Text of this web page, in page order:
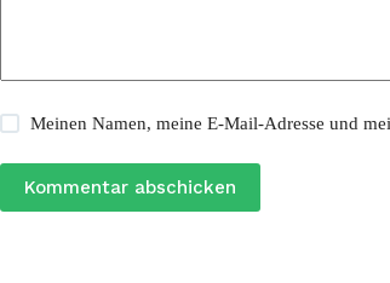
Meinen Namen, meine E-Mail-Adresse und
Kommentar abschicken